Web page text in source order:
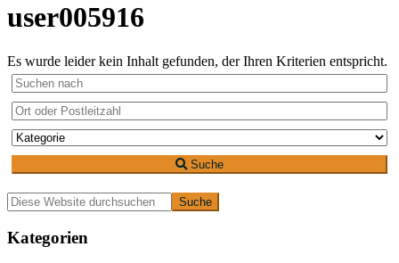
user005916
Es wurde leider kein Inhalt gefunden, der Ihren Kriterien entspricht.
Suche
Primäre
Seitenleiste
Diese
Website
durchsuchen
Kategorien